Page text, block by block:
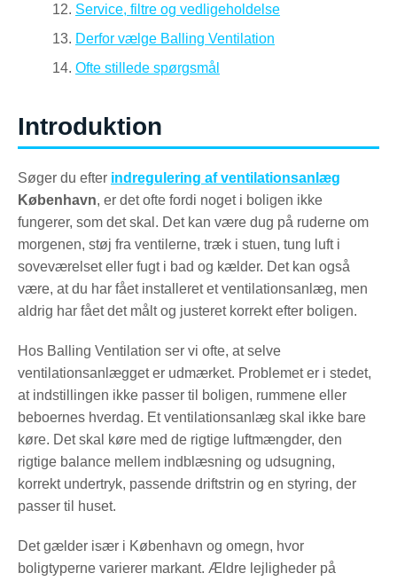
Service, filtre og vedligeholdelse
Derfor vælge Balling Ventilation
Ofte stillede spørgsmål
Introduktion
Søger du efter indregulering af ventilationsanlæg
København, er det ofte fordi noget i boligen ikke
fungerer, som det skal. Det kan være dug på ruderne om
morgenen, støj fra ventilerne, træk i stuen, tung luft i
soveværelset eller fugt i bad og kælder. Det kan også
være, at du har fået installeret et ventilationsanlæg, men
aldrig har fået det målt og justeret korrekt efter boligen.
Hos Balling Ventilation ser vi ofte, at selve
ventilationsanlægget er udmærket. Problemet er i stedet,
at indstillingen ikke passer til boligen, rummene eller
beboernes hverdag. Et ventilationsanlæg skal ikke bare
køre. Det skal køre med de rigtige luftmængder, den
rigtige balance mellem indblæsning og udsugning,
korrekt undertryk, passende driftstrin og en styring, der
passer til huset.
Det gælder især i København og omegn, hvor
boligtyperne varierer markant. Ældre lejligheder på